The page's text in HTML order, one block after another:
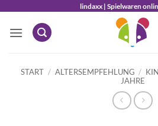
springen
lindaxx | Spielwaren
START / ALTERSEMPFEHLUNG /
JAHRE